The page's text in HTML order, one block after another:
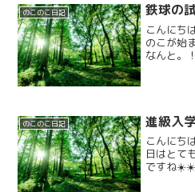
のこのこ日記 鉄球の
こんにち
のこが始
なんと。
のこのこ日記 進級入
こんにち
日はとて
ですね☀️☀️